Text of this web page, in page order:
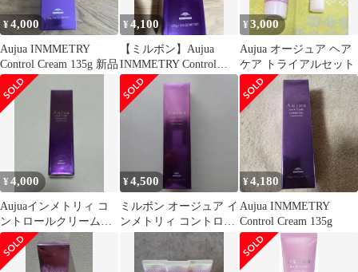
¥4,000
Aujua INMMETRY
Control Cream 135g 新品
¥4,100
【ミルボン】Aujua
INMMETRY Control
Cream 135g
¥3,000
Aujua オージュア ヘア
ケア トライアルセット
¥4,000
Aujuaインメトリィ コ
ントロールクリーム
135g
¥4,500
ミルボン オージュア イ
ンメトリィ コントロー
ルクリーム
¥4,180
Aujua INMMETRY
Control Cream 135g